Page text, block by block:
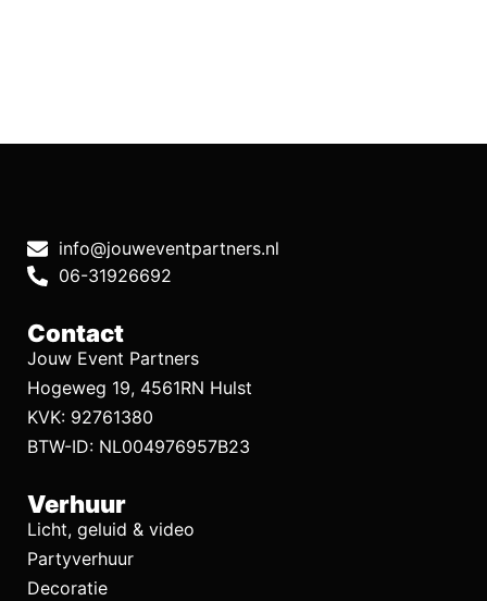
info@jouweventpartners.nl
06-31926692
Contact
Jouw Event Partners
Hogeweg 19, 4561RN Hulst
KVK: 92761380
BTW-ID: NL004976957B23
Verhuur
Licht, geluid & video
Partyverhuur
Decoratie